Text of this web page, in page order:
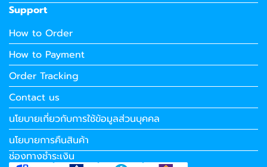
Support
How to Order
How to Payment
Order Tracking
Contact us
นโยบายเกี่ยวกับการใช้ข้อมูลส่วนบุคคล
นโยบายการคืนสินค้า
ช่องทางชำระเงิน